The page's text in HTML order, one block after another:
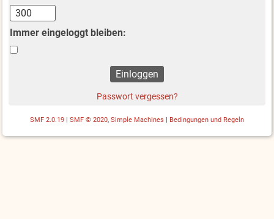
Immer eingeloggt bleiben:
Passwort vergessen?
SMF 2.0.19 SMF © 2020, Simple Machines Bedingungen und Regeln